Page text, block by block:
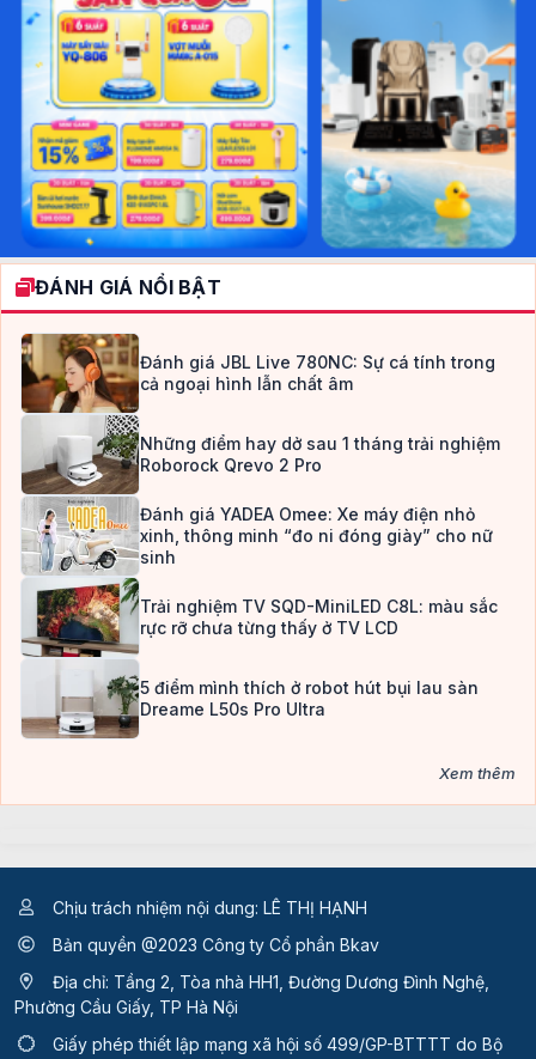
ĐÁNH GIÁ NỔI BẬT
Đánh giá JBL Live 780NC: Sự cá tính trong
cả ngoại hình lẫn chất âm
Những điểm hay dở sau 1 tháng trải nghiệm
Roborock Qrevo 2 Pro
Đánh giá YADEA Omee: Xe máy điện nhỏ
xinh, thông minh “đo ni đóng giày” cho nữ
sinh
Trải nghiệm TV SQD-MiniLED C8L: màu sắc
rực rỡ chưa từng thấy ở TV LCD
5 điểm mình thích ở robot hút bụi lau sàn
Dreame L50s Pro Ultra
Xem thêm
Chịu trách nhiệm nội dung: LÊ THỊ HẠNH
Bản quyền @2023 Công ty Cổ phần Bkav
Địa chỉ: Tầng 2, Tòa nhà HH1, Đường Dương Đình Nghệ,
Phường Cầu Giấy, TP Hà Nội
Giấy phép thiết lập mạng xã hội số 499/GP-BTTTT do Bộ